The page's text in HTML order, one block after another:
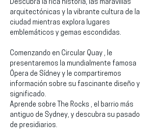
Descubra la rica historia, las maravillas
arquitectónicas y la vibrante cultura de la
ciudad mientras explora lugares
emblemáticos y gemas escondidas.
Comenzando en Circular Quay , le
presentaremos la mundialmente famosa
Ópera de Sídney y le compartiremos
información sobre su fascinante diseño y
significado.
Aprende sobre The Rocks , el barrio más
antiguo de Sydney, y descubra su pasado
de presidiarios.